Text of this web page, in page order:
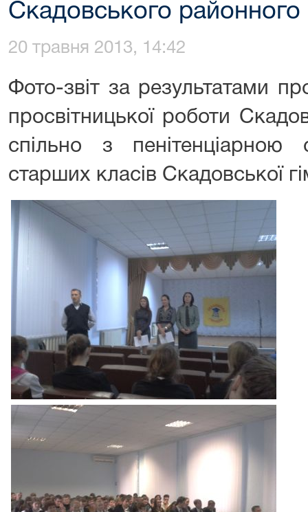
Скадовського районного
20 травня 2013, 14:42
Фото-звіт за результатами
просвітницької роботи
спільно з
старших класів Скадовської